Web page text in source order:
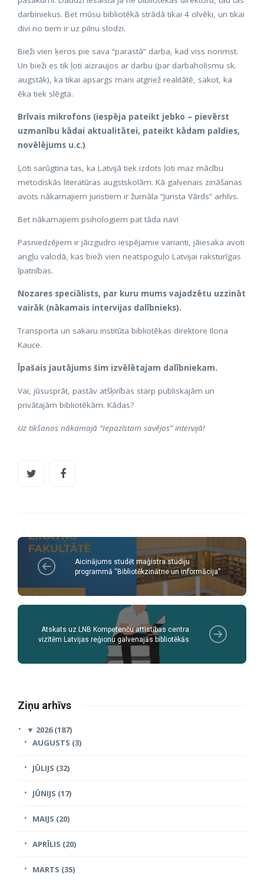
darbiniekus. Bet mūsu bibliotēkā strādā tikai 4 cilvēki, un tikai
divi no tiem ir uz pilnu slodzi.
Bieži vien ķeros pie sava “parastā” darba, kad viss norimst.
Un bieži es tik ļoti aizraujos ar darbu (par darbaholismu sk.
augstāk), ka tikai apsargs mani atgriež realitātē, sakot, ka
ēka tiek slēgta.
Brīvais mikrofons (iespēja pateikt jebko – pievērst
uzmanību kādai aktualitātei, pateikt kādam paldies,
novēlējums u.c.)
Ļoti sarūgtina tas, ka Latvijā tiek izdots ļoti maz mācību
metodiskās literatūras augstskolām. Kā galvenais zināšanas
avots nākamajiem juristiem ir žurnāla “Jurista Vārds” arhīvs.
Bet nākamajiem psihologiem pat tāda nav!
Pasniedzējiem ir jāizgudro iespējamie varianti, jāiesaka avoti
angļu valodā, kas bieži vien neatspoguļo Latvijai raksturīgas
īpatnības.
Nozares speciālists, par kuru mums vajadzētu uzzināt
vairāk (nākamais intervijas dalībnieks).
Transporta un sakaru institūta bibliotēkas direktore Ilona
Kauce.
Īpašais jautājums šim izvēlētajam dalībniekam.
Vai, jūsusprāt, pastāv atšķirības starp publiskajām un
privātajām bibliotēkām. Kādas?
Uz tikšanos nākamajā “Iepazīstam savējos” intervijā!
Aicinājums studēt maģistra studiju
programmā “Bibliotēkzinātne un informācija”
Atskats uz LNB Kompetenču attīstības centra
vizītēm Latvijas reģionu galvenajās bibliotēkās
Ziņu arhīvs
▼ 2026 (187)
AUGUSTS (3)
JŪLIJS (32)
JŪNIJS (17)
MAIJS (20)
APRĪLIS (20)
MARTS (35)